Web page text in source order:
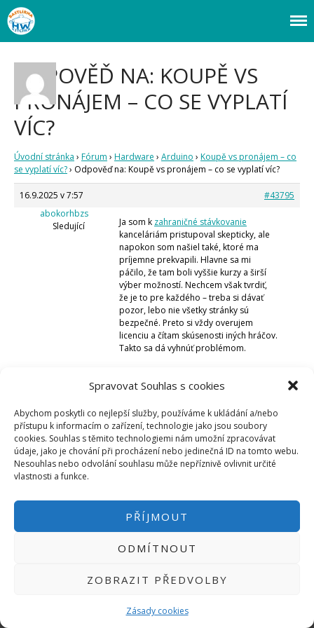
Spravovat Souhlas s cookies
Abychom poskytli co nejlepší služby, používáme k ukládání a/nebo
přístupu k informacím o zařízení, technologie jako jsou soubory
cookies. Souhlas s těmito technologiemi nám umožní zpracovávat
údaje, jako je chování při procházení nebo jedinečná ID na tomto webu.
Nesouhlas nebo odvolání souhlasu může nepříznivě ovlivnit určité
vlastnosti a funkce.
PŘÍJMOUT
ODMÍTNOUT
ZOBRAZIT PŘEDVOLBY
Zásady cookies
Úvod
Fórum
Články
Vaše projekty
Co je to Arduino?
Tutoriály
Arduino projekty
Arduino s Massimem Banzim
Arduino se Zbyškem Vodou
Arduino v příkladech
Arduino roboti
Tinylab
Makeblock
Micro:bit
Videa
Koupit
Webový magazín o bastlení a tvoření. Naučte se základy programování a
elektroniky zábavnou formou! Arduino a microbit projekty, návody,
ODPOVĚĎ NA: KOUPĚ VS
PRONÁJEM – CO SE VYPLATÍ
VÍC?
Úvodní stránka › Fórum › Hardware › Arduino › Koupě vs pronájem – co
se vyplatí víc?› Odpověď na: Koupě vs pronájem – co se vyplatí víc?
16.9.2025 v 7:57
#43795
abokorhbzs
Sledující
Ja som k zahraničné stávkovanie
kanceláriám pristupoval skepticky, ale
napokon som našiel také, ktoré ma
príjemne prekvapili. Hlavne sa mi
páčilo, že tam boli vyššie kurzy a širší
výber možností. Nechcem však tvrdiť,
že je to pre každého – treba si dávať
pozor, lebo nie všetky stránky sú
bezpečné. Preto si vždy overujem
licenciu a čítam skúsenosti iných hráčov.
Takto sa dá vyhnúť problémom.
PŘIHLÁSIT SE|
INFO@HWKITCHEN.CZ
BASTLÍRNU PROVOZUJE E-SHOP